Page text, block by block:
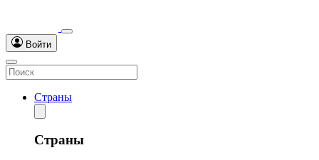
Войти
Страны
Страны